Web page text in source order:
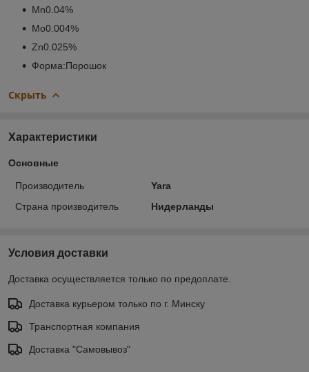
Mn0.04%
Mo0.004%
Zn0.025%
Форма:Порошок
Скрыть
Характеристики
Основные
Производитель
Yara
Страна производитель
Нидерланды
Условия доставки
Доставка осуществляется только по предоплате.
Доставка курьером только по г. Минску
Транспортная компания
Доставка "Самовывоз"